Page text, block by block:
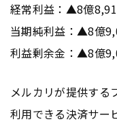
経常利益：▲8億
当期純利益：▲8億
利益剰余金：▲8億
メルカリが提供する
利用できる決済サー